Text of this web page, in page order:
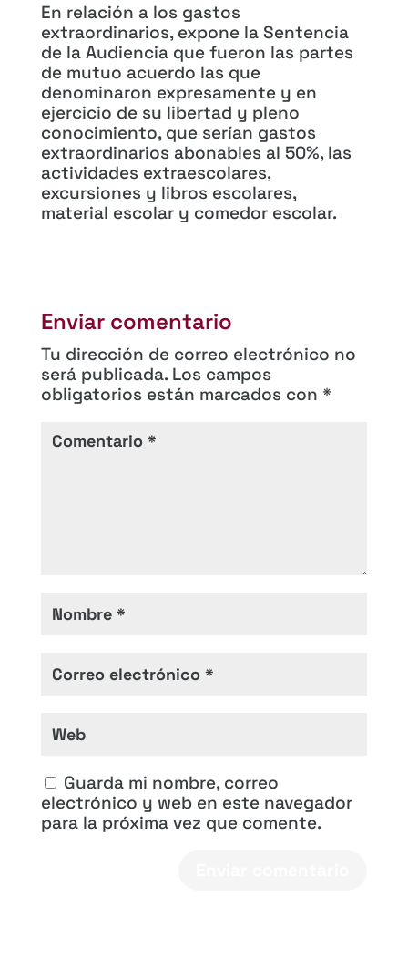
En relación a los gastos
extraordinarios, expone la Sentencia
de la Audiencia que fueron las partes
de mutuo acuerdo las que
denominaron expresamente y en
ejercicio de su libertad y pleno
conocimiento, que serían gastos
extraordinarios abonables al 50%, las
actividades extraescolares,
excursiones y libros escolares,
material escolar y comedor escolar.
Enviar comentario
Tu dirección de correo electrónico no
será publicada. Los campos
obligatorios están marcados con *
Guarda mi nombre, correo
electrónico y web en este navegador
para la próxima vez que comente.